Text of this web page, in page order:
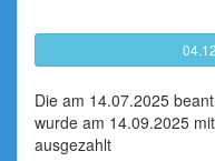
Die am 14.07.2025
wurde am 14.09.2025
ausgezahlt